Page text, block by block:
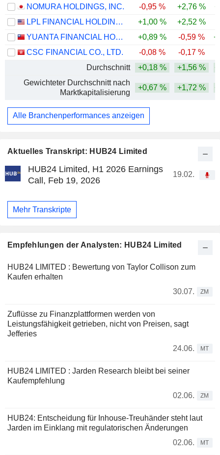
Aktuelles Transkript: HUB24 Limited
HUB24 Limited, H1 2026 Earnings
Call, Feb 19, 2026
19.02.
Mehr Transkripte
Empfehlungen der Analysten: HUB24 Limited
HUB24 LIMITED : Bewertung von Taylor Collison zum
Kaufen erhalten
30.07.
ZM
Zuflüsse zu Finanzplattformen werden von
Leistungsfähigkeit getrieben, nicht von Preisen, sagt
Jefferies
24.06.
MT
HUB24 LIMITED : Jarden Research bleibt bei seiner
Kaufempfehlung
02.06.
ZM
HUB24: Entscheidung für Inhouse-Treuhänder steht laut
Jarden im Einklang mit regulatorischen Änderungen
02.06.
MT
NOMURA HOLDINGS, INC.
-0,95 % +2,76 %
LPL FINANCIAL HOLDINGS INC.
+1,00 % +2,52 %
YUANTA FINANCIAL HOLDING CO., LTD.
+0,89 % -0,59 %
CSC FINANCIAL CO., LTD.
-0,08 % -0,17 %
Durchschnitt
+0,18 % +1,56 %
Gewichteter Durchschnitt nach
Marktkapitalisierung
+0,67 % +1,72 %
Alle Branchenperformances anzeigen